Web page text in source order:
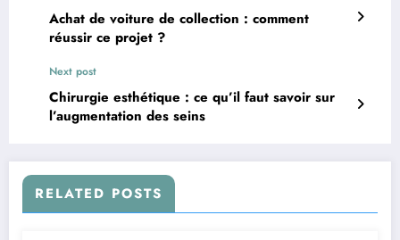
Achat de voiture de collection : comment
réussir ce projet ?
Next post
Chirurgie esthétique : ce qu’il faut savoir sur
l’augmentation des seins
RELATED POSTS